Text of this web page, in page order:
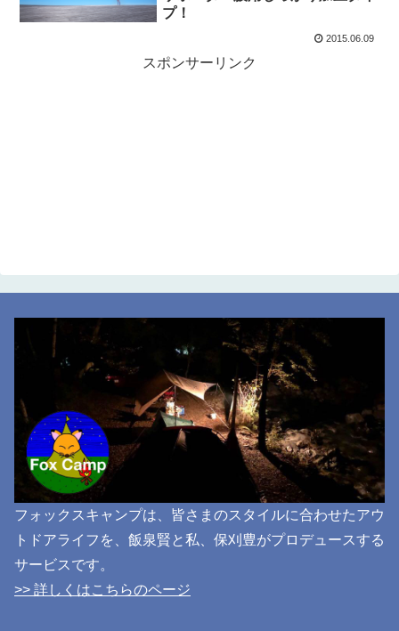
プ！
2015.06.09
スポンサーリンク
フォックスキャンプは、皆さまのスタイルに合わせたアウ
トドアライフを、飯泉賢と私、保刈豊がプロデュースする
サービスです。
>> 詳しくはこちらのページ